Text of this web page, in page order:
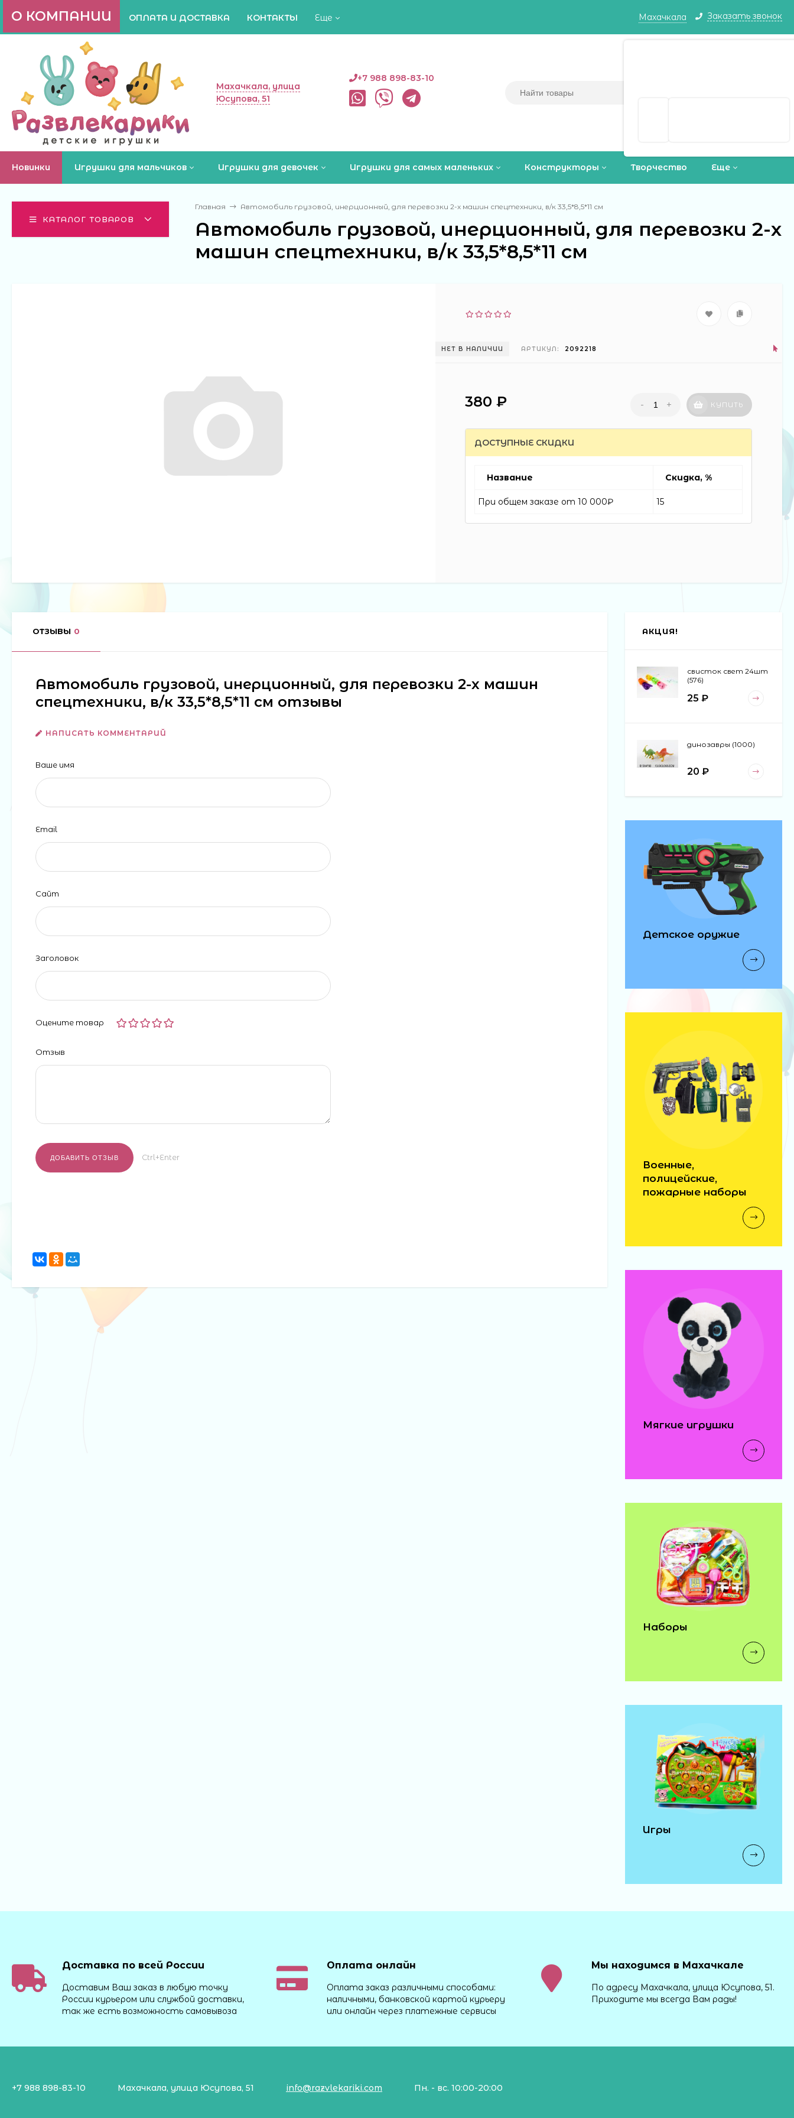
Махачкала Заказать звонок
О КОМПАНИИ ОПЛАТА И ДОСТАВКА КОНТАКТЫ Еще
Махачкала, улица
Юсупова, 51
+7 988 898-83-10
Новинки Игрушки для мальчиков Игрушки для девочек Игрушки для самых маленьких Конструкторы Творчество Еще
КАТАЛОГ ТОВАРОВ
Главная Автомобиль грузовой, инерционный, для перевозки 2-х машин спецтехники, в/к 33,5*8,5*11 см
Автомобиль грузовой, инерционный, для перевозки 2-х
машин спецтехники, в/к 33,5*8,5*11 см
НЕТ В НАЛИЧИИ АРТИКУЛ: 2092218
380 ₽ - + КУПИТЬ
ДОСТУПНЫЕ СКИДКИ
Название Скидка, %
При общем заказе от 10 000₽ 15
ОТЗЫВЫ 0
Автомобиль грузовой, инерционный, для перевозки 2-х машин
спецтехники, в/к 33,5*8,5*11 см отзывы
НАПИСАТЬ КОММЕНТАРИЙ
Ваше имя
Email
Сайт
Заголовок
Оцените товар
Отзыв
Ctrl+Enter
АКЦИЯ!
свисток свет 24шт
(576)
25 ₽
динозавры (1000)
20 ₽
Детское оружие
Военные,
полицейские,
пожарные наборы
Мягкие игрушки
Наборы
Игры
Доставка по всей России
Доставим Ваш заказ в любую точку
России курьером или службой доставки,
так же есть возможность самовывоза
Оплата онлайн
Оплата заказ различными способами:
наличными, банковской картой курьеру
или онлайн через платежные сервисы
Мы находимся в Махачкале
По адресу Махачкала, улица Юсупова, 51.
Приходите мы всегда Вам рады!
+7 988 898-83-10 Махачкала, улица Юсупова, 51 info@razvlekariki.com Пн. - вс. 10:00-20:00